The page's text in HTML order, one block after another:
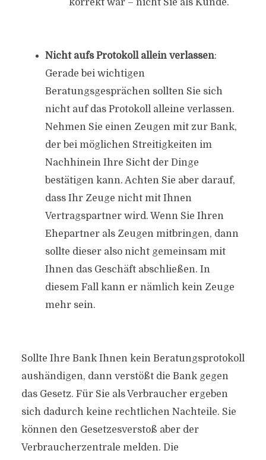
korrekt war – nicht Sie als Kunde.
Nicht aufs Protokoll allein verlassen:
Gerade bei wichtigen
Beratungsgesprächen sollten Sie sich
nicht auf das Protokoll alleine verlassen.
Nehmen Sie einen Zeugen mit zur Bank,
der bei möglichen Streitigkeiten im
Nachhinein Ihre Sicht der Dinge
bestätigen kann. Achten Sie aber darauf,
dass Ihr Zeuge nicht mit Ihnen
Vertragspartner wird. Wenn Sie Ihren
Ehepartner als Zeugen mitbringen, dann
sollte dieser also nicht gemeinsam mit
Ihnen das Geschäft abschließen. In
diesem Fall kann er nämlich kein Zeuge
mehr sein.
Sollte Ihre Bank Ihnen kein Beratungsprotokoll
aushändigen, dann verstößt die Bank gegen
das Gesetz. Für Sie als Verbraucher ergeben
sich dadurch keine rechtlichen Nachteile. Sie
können den Gesetzesverstoß aber der
Verbraucherzentrale melden. Die